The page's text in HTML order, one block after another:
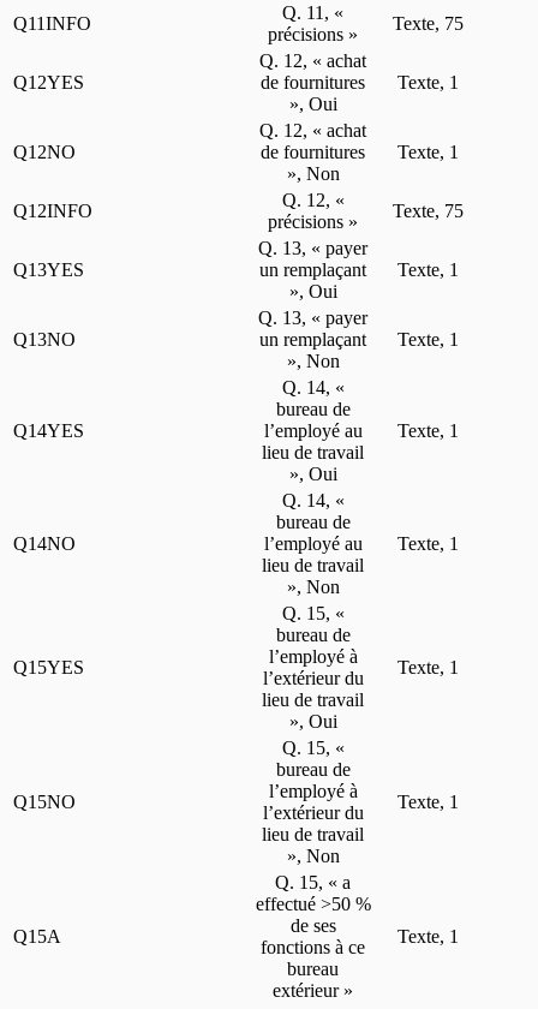
Q11INFO
Q. 11, «
précisions »
Texte, 75
Q12YES
Q. 12, « achat
de fournitures
», Oui
Texte, 1
Q12NO
Q. 12, « achat
de fournitures
», Non
Texte, 1
Q12INFO
Q. 12, «
précisions »
Texte, 75
Q13YES
Q. 13, « payer
un remplaçant
», Oui
Texte, 1
Q13NO
Q. 13, « payer
un remplaçant
», Non
Texte, 1
Q14YES
Q. 14, «
bureau de
l’employé au
lieu de travail
», Oui
Texte, 1
Q14NO
Q. 14, «
bureau de
l’employé au
lieu de travail
», Non
Texte, 1
Q15YES
Q. 15, «
bureau de
l’employé à
l’extérieur du
lieu de travail
», Oui
Texte, 1
Q15NO
Q. 15, «
bureau de
l’employé à
l’extérieur du
lieu de travail
», Non
Texte, 1
Q15A
Q. 15, « a
effectué >50 %
de ses
fonctions à ce
bureau
extérieur »
Texte, 1